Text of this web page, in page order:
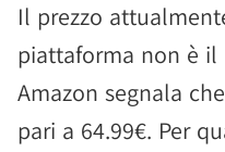
Il prezzo
piattaforma non è il
Amazon segnala
pari a 64.99€. Per